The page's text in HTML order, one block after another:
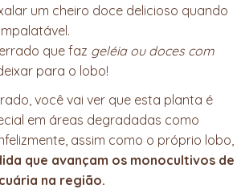
um cheiro doce delicioso quando
que faz geléia ou doces com
para o lobo!
você vai ver que esta planta é
em áreas degradadas como
assim como o próprio lobo,
que avançam os monocultivos de
na região.